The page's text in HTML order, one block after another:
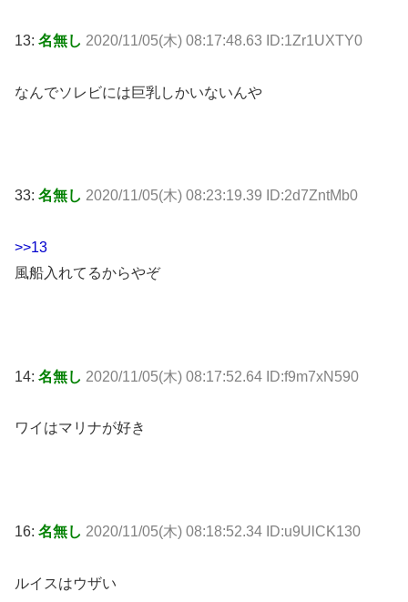
13: 名無し 2020/11/05(木) 08:17:48.63 ID:1Zr1UXTY0
なんでソレビには巨乳しかいないんや
33: 名無し 2020/11/05(木) 08:23:19.39 ID:2d7ZntMb0
>>13
風船入れてるからやぞ
14: 名無し 2020/11/05(木) 08:17:52.64 ID:f9m7xN590
ワイはマリナが好き
16: 名無し 2020/11/05(木) 08:18:52.34 ID:u9UlCK130
ルイスはウザい